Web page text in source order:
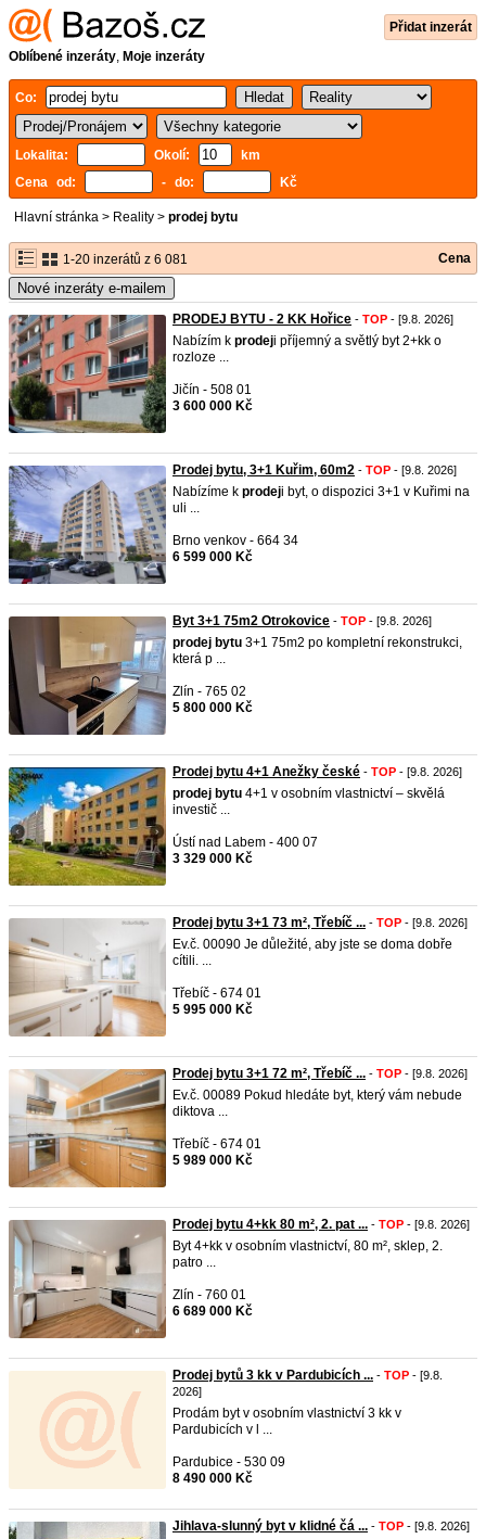
Přidat inzerát
Oblíbené inzeráty, Moje inzeráty
Co:
Lokalita: Okolí:
km
Cena od:
- do: Kč
Hlavní stránka > Reality > prodej bytu
1-20 inzerátů z 6 081 Cena
Nové inzeráty e-mailem
PRODEJ BYTU - 2 KK Hořice - TOP - [9.8. 2026]
Nabízím k prodeji příjemný a světlý byt 2+kk o
rozloze ...
Jičín - 508 01
3 600 000 Kč
Prodej bytu, 3+1 Kuřim, 60m2 - TOP - [9.8. 2026]
Nabízíme k prodeji byt, o dispozici 3+1 v Kuřimi na
uli ...
Brno venkov - 664 34
6 599 000 Kč
Byt 3+1 75m2 Otrokovice - TOP - [9.8. 2026]
prodej bytu 3+1 75m2 po kompletní rekonstrukci,
která p ...
Zlín - 765 02
5 800 000 Kč
Prodej bytu 4+1 Anežky české - TOP - [9.8. 2026]
prodej bytu 4+1 v osobním vlastnictví – skvělá
investič ...
Ústí nad Labem - 400 07
3 329 000 Kč
Prodej bytu 3+1 73 m², Třebíč ... - TOP - [9.8. 2026]
Ev.č. 00090 Je důležité, aby jste se doma dobře
cítili. ...
Třebíč - 674 01
5 995 000 Kč
Prodej bytu 3+1 72 m², Třebíč ... - TOP - [9.8. 2026]
Ev.č. 00089 Pokud hledáte byt, který vám nebude
diktova ...
Třebíč - 674 01
5 989 000 Kč
Prodej bytu 4+kk 80 m², 2. pat ... - TOP - [9.8. 2026]
Byt 4+kk v osobním vlastnictví, 80 m², sklep, 2.
patro ...
Zlín - 760 01
6 689 000 Kč
Prodej bytů 3 kk v Pardubicích ... - TOP - [9.8.
2026]
Prodám byt v osobním vlastnictví 3 kk v
Pardubicích v l ...
Pardubice - 530 09
8 490 000 Kč
Jihlava-slunný byt v klidné čá ... - TOP - [9.8. 2026]